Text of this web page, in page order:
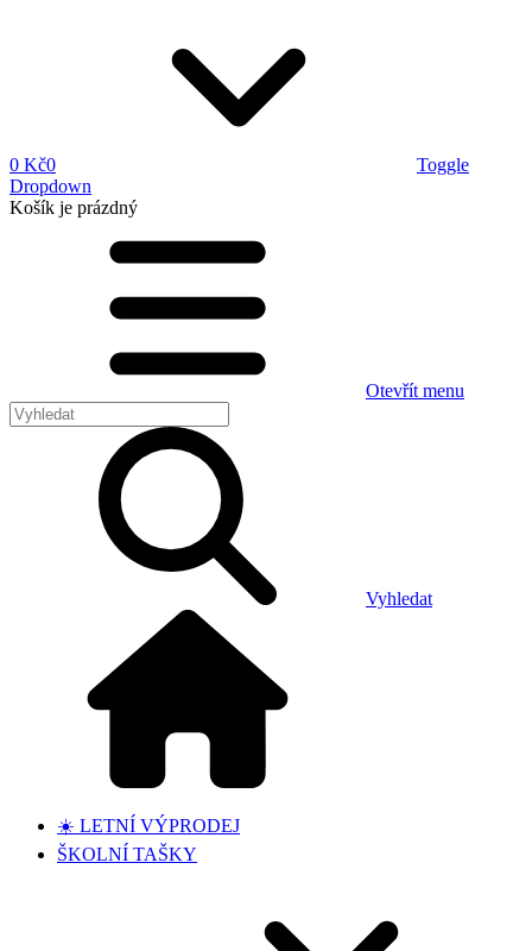
0 Kč0
Toggle
Dropdown
Košík je prázdný
Otevřít menu
Vyhledat
☀️ LETNÍ VÝPRODEJ
ŠKOLNÍ TAŠKY